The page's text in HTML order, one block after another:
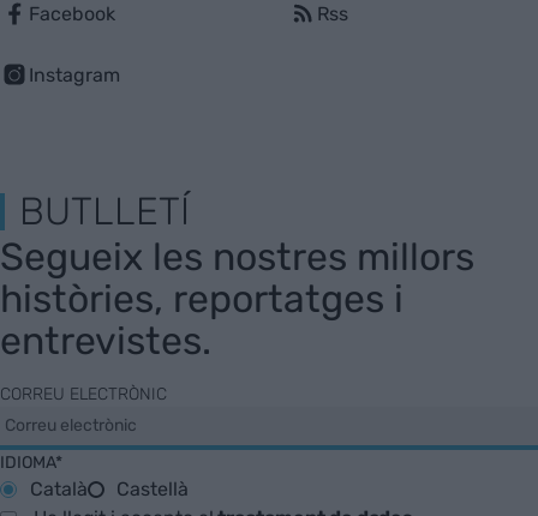
Facebook
Instagram
Rss
BUTLLETÍ
Segueix les nostres millors
històries, reportatges i
entrevistes.
CORREU ELECTRÒNIC
IDIOMA*
Català
Castellà